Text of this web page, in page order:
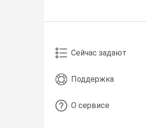
Сейчас задают
Поддержка
О сервисе